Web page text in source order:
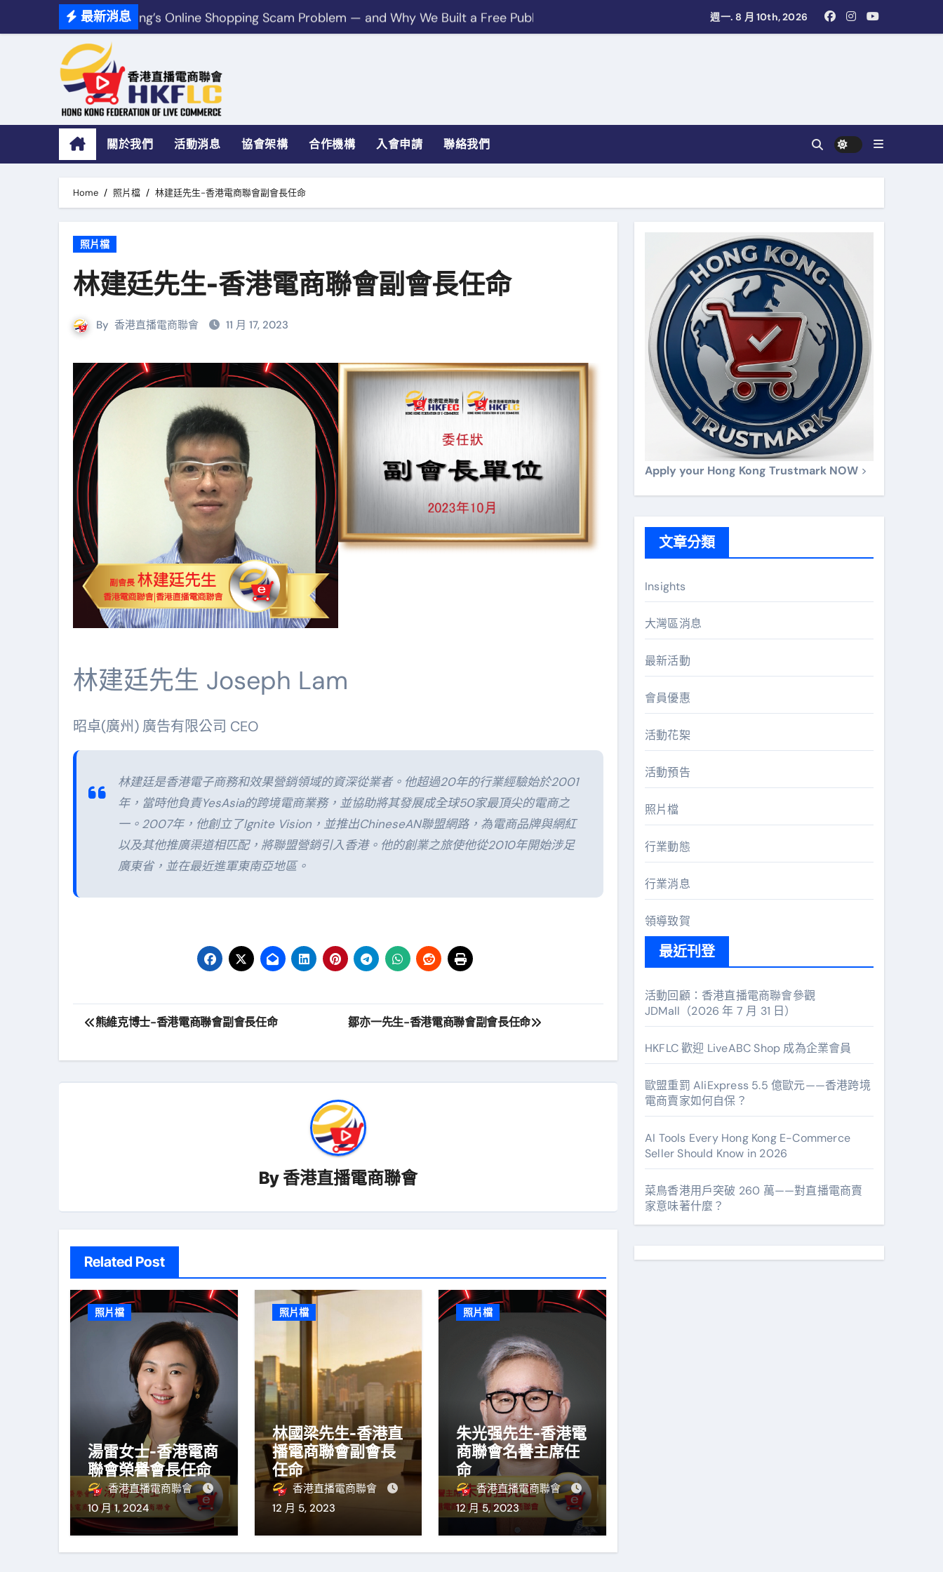
最新消息
Hong Kong’s Online Shopping Scam Problem — and Why We Built a Free Public Registry
香港直播電商聯會參與「電商新視野博覽會2026」跨境電商論壇
週一. 8 月 10th, 2026
關於我們 活動消息 協會架構 合作機構 入會申請 聯絡我們
Home 照片檔 林建廷先生-香港電商聯會副會長任命
照片檔
林建廷先生-香港電商聯會副會長任命
By 香港直播電商聯會 11 月 17, 2023
林建廷先生 Joseph Lam
昭卓(廣州) 廣告有限公司 CEO
林建廷是香港電子商務和效果營銷領域的資深從業者。他超過20年的行業經驗始於2001
年，當時他負責YesAsia的跨境電商業務，並協助將其發展成全球50家最頂尖的電商之
一。2007年，他創立了Ignite Vision，並推出ChineseAN聯盟網路，為電商品牌與網紅
以及其他推廣渠道相匹配，將聯盟營銷引入香港。他的創業之旅使他從2010年開始涉足
廣東省，並在最近進軍東南亞地區。
文熊維克博士-香港電商聯會副會長任命 鄒亦一先生-香港電商聯會副會長任命
By香港直播電商聯會
Related Post
照片檔
湯雷女士-香港電商
聯會榮譽會長任命
香港直播電商聯會
10 月 1, 2024
照片檔
林國梁先生-香港直
播電商聯會副會長
任命
香港直播電商聯會
12 月 5, 2023
照片檔
朱光强先生​-香港電
商聯會名譽主席任
命
香港直播電商聯會
12 月 5, 2023
Apply your Hong Kong Trustmark NOW >
文章分類
Insights
大灣區消息
最新活動
會員優惠
活動花桇
活動預告
照片檔
行業動態
行業消息
領導致賀
最近刊登
活動回顧：香港直播電商聯會參觀
JDMall（2026 年 7 月 31 日）
HKFLC 歡迎 LiveABC Shop 成為企業會員
歐盟重罰 AliExpress 5.5 億歐元——香港跨境
電商賣家如何自保？
AI Tools Every Hong Kong E-Commerce
Seller Should Know in 2026
菜鳥香港用戶突破 260 萬——對直播電商賣
家意味著什麼？